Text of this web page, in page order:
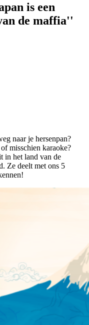
is een
de maffia''
naar je hersenpan?
misschien karaoke?
in het land van de
Ze deelt met ons 5